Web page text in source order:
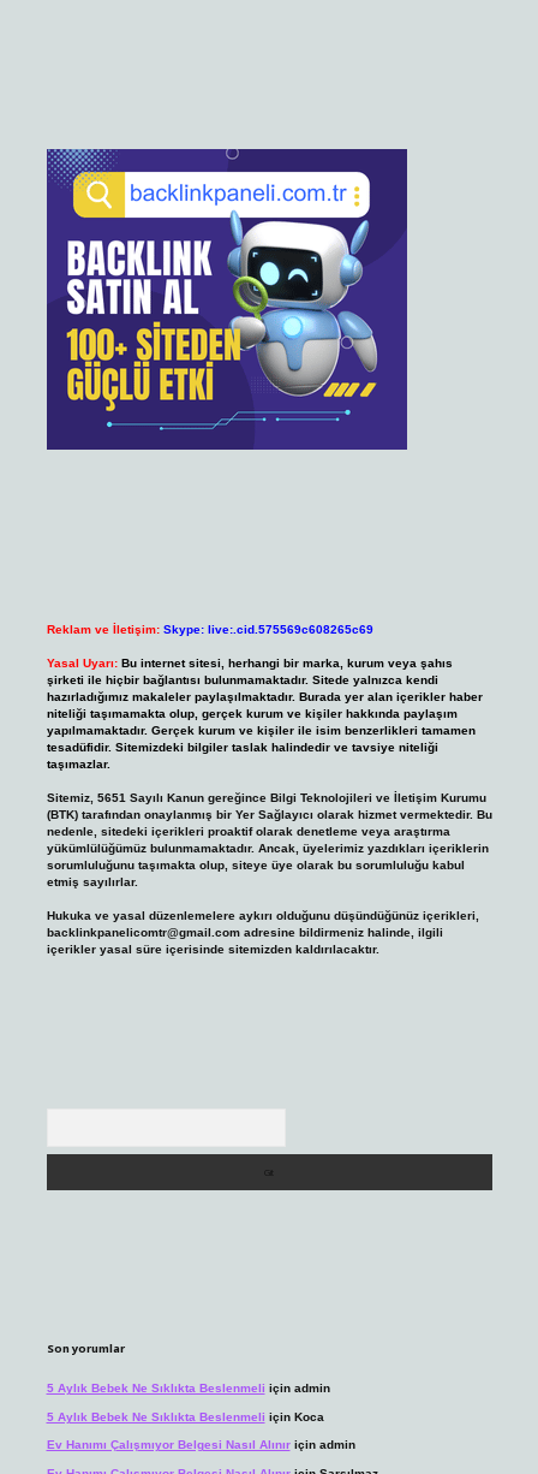
Reklam ve İletişim: Skype: live:.cid.575569c608265c69
Yasal Uyarı: Bu internet sitesi, herhangi bir marka, kurum veya şahıs
şirketi ile hiçbir bağlantısı bulunmamaktadır. Sitede yalnızca kendi
hazırladığımız makaleler paylaşılmaktadır. Burada yer alan içerikler haber
niteliği taşımamakta olup, gerçek kurum ve kişiler hakkında paylaşım
yapılmamaktadır. Gerçek kurum ve kişiler ile isim benzerlikleri tamamen
tesadüfidir. Sitemizdeki bilgiler taslak halindedir ve tavsiye niteliği
taşımazlar.
Sitemiz, 5651 Sayılı Kanun gereğince Bilgi Teknolojileri ve İletişim Kurumu
(BTK) tarafından onaylanmış bir Yer Sağlayıcı olarak hizmet vermektedir. Bu
nedenle, sitedeki içerikleri proaktif olarak denetleme veya araştırma
yükümlülüğümüz bulunmamaktadır. Ancak, üyelerimiz yazdıkları içeriklerin
sorumluluğunu taşımakta olup, siteye üye olarak bu sorumluluğu kabul
etmiş sayılırlar.
Hukuka ve yasal düzenlemelere aykırı olduğunu düşündüğünüz içerikleri,
backlinkpanelicomtr@gmail.comadresine bildirmeniz halinde, ilgili
içerikler yasal süre içerisinde sitemizden kaldırılacaktır.
Son yorumlar
5 Aylık Bebek Ne Sıklıkta Beslenmeli için admin
5 Aylık Bebek Ne Sıklıkta Beslenmeli için Koca
Ev Hanımı Çalışmıyor Belgesi Nasıl Alınıriçin admin